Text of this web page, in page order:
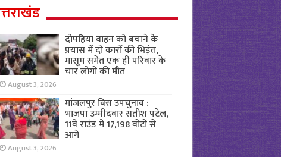
दोपहिया वाहन को बचाने के
प्रयास में दो कारों की भिड़ंत,
मासूम समेत एक ही परिवार के
चार लोगों की मौत
August 3, 2026
मांजलपुर विस उपचुनाव :
भाजपा उम्मीदवार सतीश पटेल,
11वें राउंड में 17,198 वोटों से
आगे
August 3, 2026